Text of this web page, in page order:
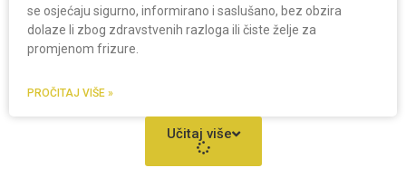
se osjećaju sigurno, informirano i saslušano, bez obzira
dolaze li zbog zdravstvenih razloga ili čiste želje za
promjenom frizure.
PROČITAJ VIŠE »
Učitaj više